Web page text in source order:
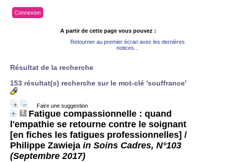
Connexion
A partir de cette page vous pouvez :
Retourner au premier écran avec les dernières
notices...
Résultat de la recherche
153 résultat(s) recherche sur le mot-clé 'souffrance'
Faire une suggestion
Fatigue compassionnelle : quand
l'empathie se retourne contre le soignant
[en fiches les fatigues professionnelles] /
Philippe Zawieja in Soins Cadres, N°103
(Septembre 2017)